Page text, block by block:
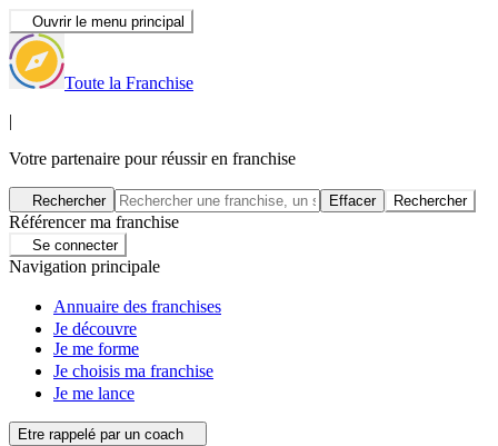
Ouvrir le menu principal
Toute la Franchise
|
Votre partenaire pour réussir en franchise
Rechercher Effacer Rechercher
Référencer ma franchise
Se connecter
Navigation principale
Annuaire des franchises
Je découvre
Je me forme
Je choisis ma franchise
Je me lance
Etre rappelé par un coach